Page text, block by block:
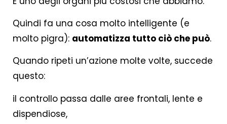
Quindi fa una cosa molto intelligente (e
molto pigra): automatizza tutto ciò che può.
Quando ripeti un’azione molte volte, succede
questo:
il controllo passa dalle aree frontali, lente e
dispendiose,